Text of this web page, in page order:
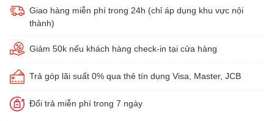
Giao hàng miễn phí trong 24h (chỉ áp dụng khu vực nội
thành)
Giảm 50k nếu khách hàng check-in tại cửa hàng
Trả góp lãi suất 0% qua thẻ tín dụng Visa, Master, JCB
Đổi trả miễn phí trong 7 ngày